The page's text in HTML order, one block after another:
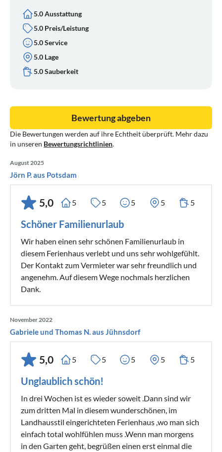
5.0 Ausstattung
5.0 Preis/Leistung
5.0 Service
5.0 Lage
5.0 Sauberkeit
Die Bewertungen werden auf ihre Echtheit überprüft. Mehr dazu
in unseren Bewertungsrichtlinien.
Bewertung abgeben
August 2025
Jörn P. aus Potsdam
5,0 5 5 5 5 5
Schöner Familienurlaub
Wir haben einen sehr schönen Familienurlaub in
diesem Ferienhaus verlebt und uns sehr wohlgefühlt.
Der Kontakt zum Vermieter war sehr freundlich und
angenehm. Auf diesem Wege nochmals herzlichen
Dank.
November 2022
Gabriele und Thomas N. aus Jühnsdorf
5,0 5 5 5 5 5
Unglaublich schön!
In drei Wochen ist es wieder soweit .Dann sind wir
zum dritten Mal in diesem wunderschönen, im
Landhausstil eingerichteten Ferienhaus ,wo man sich
einfach total wohlfühlen muss .Wenn man morgens
in den Garten geht, begrüßen einen erst einmal die